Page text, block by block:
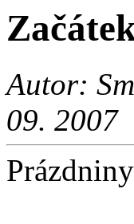
Autor:
09. 2007